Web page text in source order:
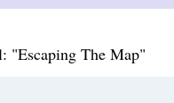
"Escaping The Map"